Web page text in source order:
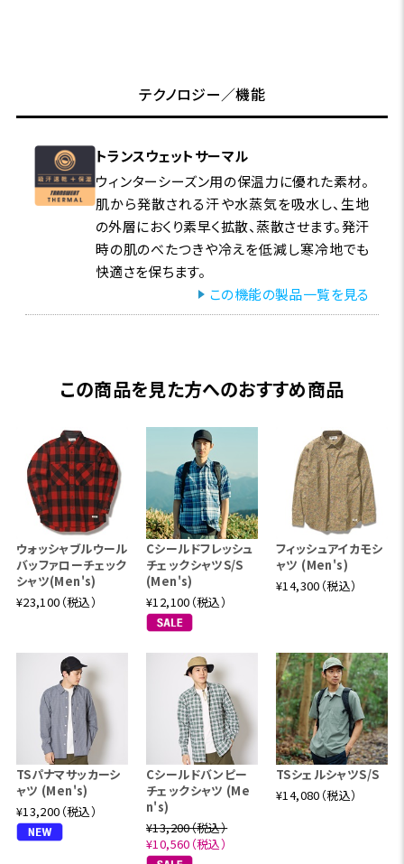
テクノロジー／機能
トランスウェットサーマル
ウィンターシーズン用の保温力に優れた素材。
肌から発散される汗や水蒸気を吸水し、生地
の外層におくり素早く拡散、蒸散させます。発汗
時の肌のべたつきや冷えを低減し寒冷地でも
快適さを保ちます。
この機能の製品一覧を見る
この商品を見た方へのおすすめ商品
ウォッシャブルウール
バッファローチェック
シャツ(Men's)
¥23,100（税込）
Cシールドフレッシュ
チェックシャツS/S
(Men's)
¥12,100（税込）
フィッシュアイカモシ
ャツ (Men's)
¥14,300（税込）
TSパナマサッカーシ
ャツ (Men's)
¥13,200（税込）
Cシールドバンピー
チェックシャツ (Me
n's)
¥13,200（税込）
¥10,560（税込）
TSシェルシャツS/S
¥14,080（税込）